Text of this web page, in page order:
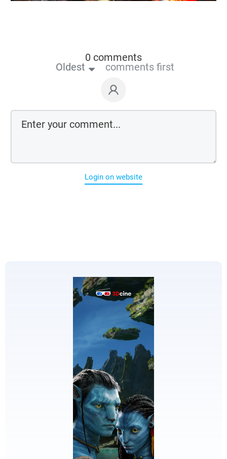
0 comments
Oldest comments first
Login on website